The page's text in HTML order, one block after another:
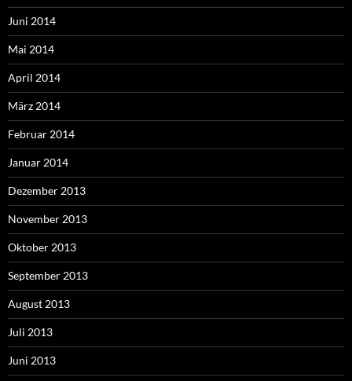
Juni 2014
Mai 2014
April 2014
März 2014
Februar 2014
Januar 2014
Dezember 2013
November 2013
Oktober 2013
September 2013
August 2013
Juli 2013
Juni 2013